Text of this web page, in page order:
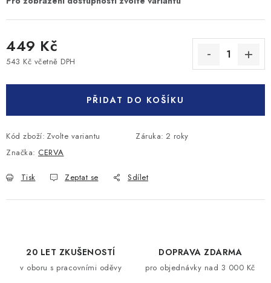
449 Kč
543 Kč včetně DPH
PŘIDAT DO KOŠÍKU
Kód zboží: Zvolte variantu Záruka: 2 roky
Značka: CERVA
Tisk Zeptat se Sdílet
20 LET ZKUŠENOSTÍ
v oboru s pracovními oděvy
DOPRAVA ZDARMA
pro objednávky nad 3 000 Kč